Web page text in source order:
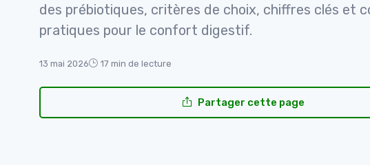
des prébiotiques, critères de choix, chiffres clés et
pratiques pour le confort digestif.
13 mai 2026 17 min de lecture
Partager cette page